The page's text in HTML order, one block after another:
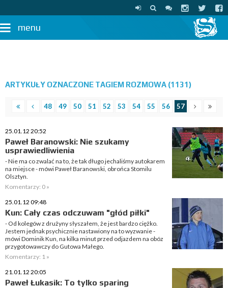
menu
ARTYKUŁY OZNACZONE TAGIEM ROZMOWA (1131)
48 49 50 51 52 53 54 55 56 57
25.01.12 20:52
Paweł Baranowski: Nie szukamy
usprawiedliwienia
- Nie ma co zwalać na to, że tak długo jechaliśmy autokarem
na miejsce - mówi Paweł Baranowski, obrońca Stomilu
Olsztyn.
Komentarzy: 0 »
25.01.12 09:48
Kun: Cały czas odczuwam "głód piłki"
- Od kolegów z drużyny słyszałem, że jest bardzo ciężko.
Jestem jednak psychicznie nastawiony na to wyzwanie -
mówi Dominik Kun, na kilka minut przed odjazdem na obóz
przygotowawczy do Gutowa Małego.
Komentarzy: 1 »
21.01.12 20:05
Paweł Łukasik: To tylko sparing